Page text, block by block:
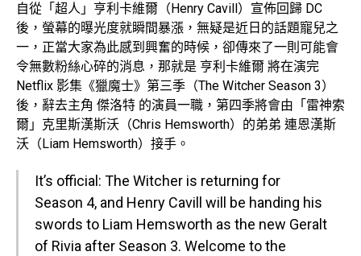
自從「超人」亨利卡維爾（Henry Cavill）宣佈回歸 DC
後，螢幕的曝光度就瞬間暴漲，無疑是近日的話題寵兒之
一，正當大家為此感到興奮的時候，卻傳來了一則可能會
令無數粉絲心碎的消息，那就是 亨利卡維爾 將在演完
Netflix 影集《獵魔士》第三季（The Witcher Season 3）
後，辭去主角 傑洛特 的演員一職，第四季將會由「雷神索
爾」克里斯漢斯沃（Chris Hemsworth）的弟弟 連恩漢斯
沃（Liam Hemsworth）接手。
It’s official: The Witcher is returning for
Season 4, and Henry Cavill will be handing his
swords to Liam Hemsworth as the new Geralt
of Rivia after Season 3. Welcome to the